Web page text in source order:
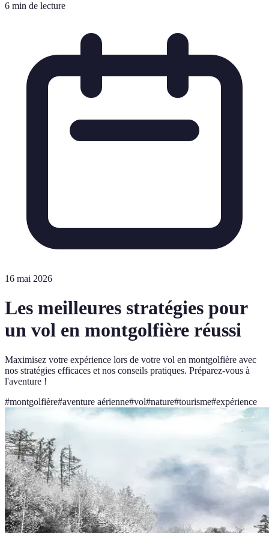
6 min de lecture
16 mai 2026
Les meilleures stratégies pour
un vol en montgolfière réussi
Maximisez votre expérience lors de votre vol en montgolfière avec
nos stratégies efficaces et nos conseils pratiques. Préparez-vous à
l'aventure !
#montgolfière#aventure aérienne#vol#nature#tourisme#expérience